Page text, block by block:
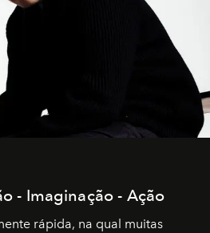
- Imaginação - Ação
rápida, na qual muitas